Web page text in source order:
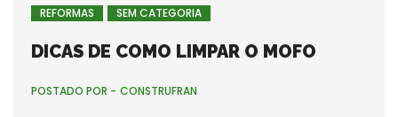
REFORMAS SEM CATEGORIA
DICAS DE COMO LIMPAR O MOFO
POSTADO POR - CONSTRUFRAN